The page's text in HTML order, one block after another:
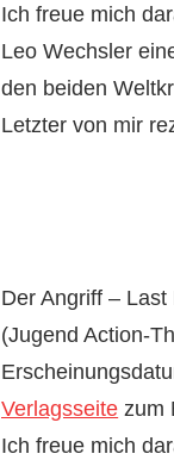
Ich freue mich
Leo Wechsler
den beiden
Letzter von mir
Der Angriff –
(Jugend Action-
Verlagsseite zum
Ich freue mich